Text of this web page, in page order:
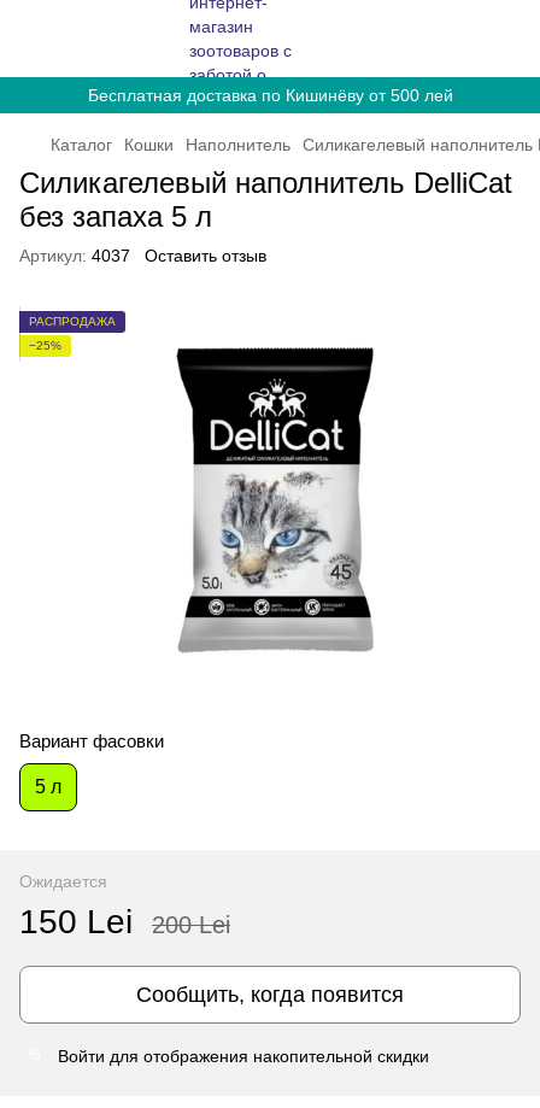
Бесплатная доставка по Кишинёву от 500 лей
Каталог Кошки Наполнитель Силикагелевый наполнитель
Силикагелевый наполнитель DelliCat
без запаха 5 л
Артикул: 4037 Оставить отзыв
РАСПРОДАЖА
−25%
Вариант фасовки
5 л
Ожидается
150 Lei 200 Lei
Сообщить, когда появится
Войти для отображения накопительной скидки